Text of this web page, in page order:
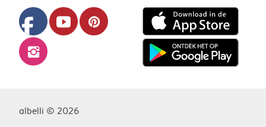
facebook youtube pinterest
instagram
albelli © 2026